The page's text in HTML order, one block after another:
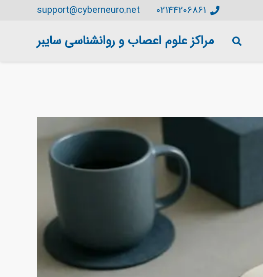
02144206861
support@cyberneuro.net
مراکز علوم اعصاب و روانشناسی سایبر